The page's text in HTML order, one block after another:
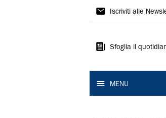
Il
Iscriviti alle
Sfoglia il
MENU